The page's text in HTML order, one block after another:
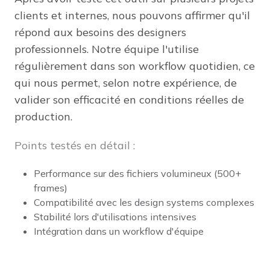
clients et internes, nous pouvons affirmer qu'il
répond aux besoins des designers
professionnels. Notre équipe l'utilise
régulièrement dans son workflow quotidien, ce
qui nous permet, selon notre expérience, de
valider son efficacité en conditions réelles de
production.
Points testés en détail :
Performance sur des fichiers volumineux (500+
frames)
Compatibilité avec les design systems complexes
Stabilité lors d'utilisations intensives
Intégration dans un workflow d'équipe